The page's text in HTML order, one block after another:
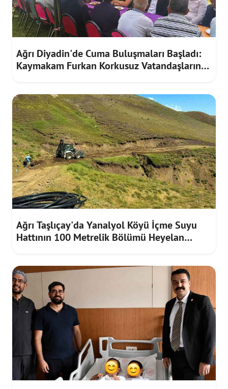
Ağrı Diyadin'de Cuma Buluşmaları Başladı:
Kaymakam Furkan Korkusuz Vatandaşların
Ağrı Taşlıçay'da Yanalyol Köyü İçme Suyu
Hattının 100 Metrelik Bölümü Heyelan